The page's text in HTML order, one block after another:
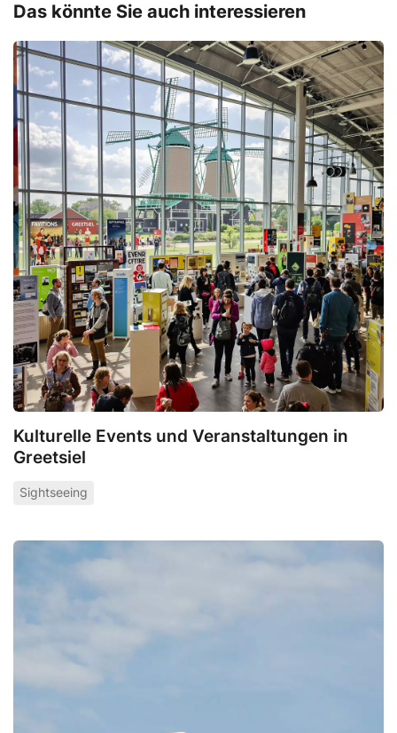
Das könnte Sie auch interessieren
Kulturelle Events und Veranstaltungen in
Greetsiel
Sightseeing